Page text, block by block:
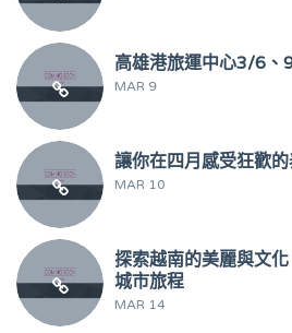
高雄港旅運中心3/6、
MAR 9
讓你在四月感受狂歡
MAR 10
探索越南的美麗與文
城市旅程
MAR 14